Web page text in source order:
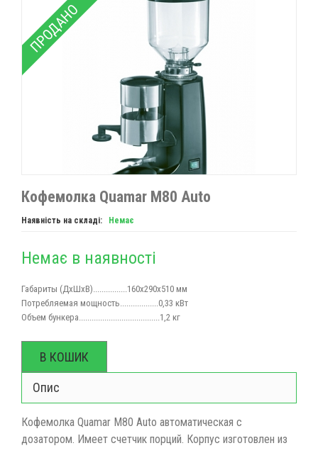
ПРОДАНО
Кофемолка Quamar M80 Auto
Наявність на складі: Немає
Немає в наявності
Габариты (ДхШхВ)................160х290х510 мм
Потребляемая мощность..................0,33 кВт
Объем бункера......................................1,2 кг
В КОШИК
Опис
Кофемолка Quamar M80 Auto автоматическая с
дозатором. Имеет счетчик порций. Корпус изготовлен из